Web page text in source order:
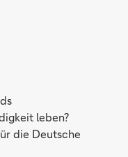
leben?
die Deutsche